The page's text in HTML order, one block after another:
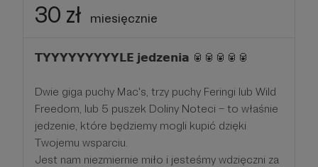
30 zł miesięcznie
𝗧𝗬𝗬𝗬𝗬𝗬𝗬𝗬𝗬𝗬𝗟𝗘 𝗷𝗲𝗱𝘇𝗲𝗻𝗶𝗮 🥫🥫🥫🥫🥫
Dwie giga puchy Mac's, trzy puchy Feringi lub Wild
Freedom, lub 5 puszek Doliny Noteci – to właśnie
jedzenie, które będziemy mogli kupić dzięki
Twojemu wsparciu.
Jest nam niezmiernie miło i jesteśmy wdzięczni za